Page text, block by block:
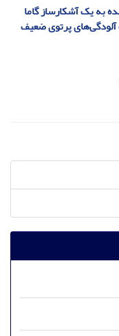
به یک آشکارساز گاما
پرتوی ضعیف